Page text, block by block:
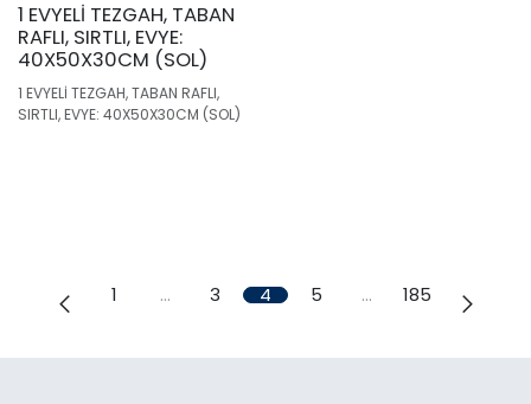
1 EVYELİ TEZGAH, TABAN
RAFLI, SIRTLI, EVYE:
40X50X30CM (SOL)
1 EVYELİ TEZGAH, TABAN RAFLI,
SIRTLI, EVYE: 40X50X30CM (SOL)
1 … 3 4 5 … 185